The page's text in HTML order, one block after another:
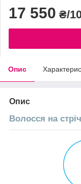
17 550 ₴/
Опис
Опис
Волосся на